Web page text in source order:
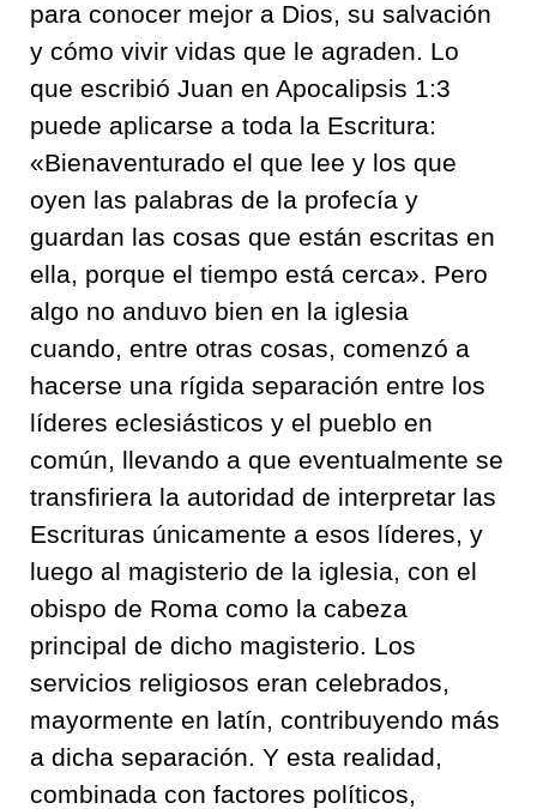
para conocer mejor a Dios, su salvación
y cómo vivir vidas que le agraden. Lo
que escribió Juan en Apocalipsis 1:3
puede aplicarse a toda la Escritura:
«Bienaventurado el que lee y los que
oyen las palabras de la profecía y
guardan las cosas que están escritas en
ella, porque el tiempo está cerca». Pero
algo no anduvo bien en la iglesia
cuando, entre otras cosas, comenzó a
hacerse una rígida separación entre los
líderes eclesiásticos y el pueblo en
común, llevando a que eventualmente se
transfiriera la autoridad de interpretar las
Escrituras únicamente a esos líderes, y
luego al magisterio de la iglesia, con el
obispo de Roma como la cabeza
principal de dicho magisterio. Los
servicios religiosos eran celebrados,
mayormente en latín, contribuyendo más
a dicha separación. Y esta realidad,
combinada con factores políticos,